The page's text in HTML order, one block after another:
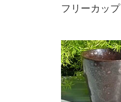
フリーカッ